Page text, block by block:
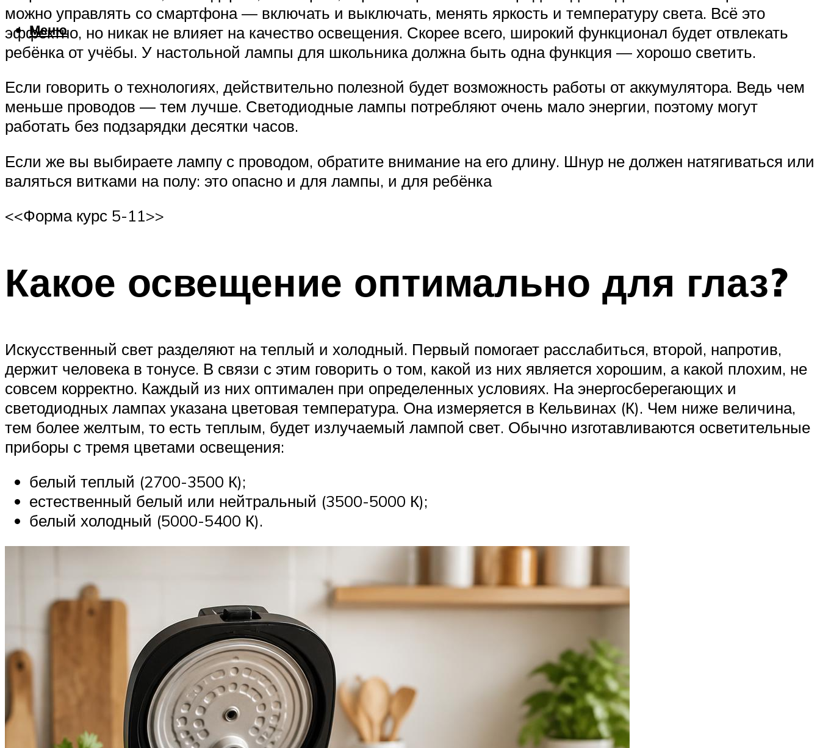
Меню
можно управлять со смартфона — включать и выключать, менять яркость и температуру света. Всё это
эффектно, но никак не влияет на качество освещения. Скорее всего, широкий функционал будет отвлекать
ребёнка от учёбы. У настольной лампы для школьника должна быть одна функция — хорошо светить.
Если говорить о технологиях, действительно полезной будет возможность работы от аккумулятора. Ведь чем
меньше проводов — тем лучше. Светодиодные лампы потребляют очень мало энергии, поэтому могут
работать без подзарядки десятки часов.
Если же вы выбираете лампу с проводом, обратите внимание на его длину. Шнур не должен натягиваться или
валяться витками на полу: это опасно и для лампы, и для ребёнка
<<Форма курс 5-11>>
Какое освещение оптимально для глаз?
Искусственный свет разделяют на теплый и холодный. Первый помогает расслабиться, второй, напротив,
держит человека в тонусе. В связи с этим говорить о том, какой из них является хорошим, а какой плохим, не
совсем корректно. Каждый из них оптимален при определенных условиях. На энергосберегающих и
светодиодных лампах указана цветовая температура. Она измеряется в Кельвинах (К). Чем ниже величина,
тем более желтым, то есть теплым, будет излучаемый лампой свет. Обычно изготавливаются осветительные
приборы с тремя цветами освещения:
белый теплый (2700-3500 К);
естественный белый или нейтральный (3500-5000 К);
белый холодный (5000-5400 К).